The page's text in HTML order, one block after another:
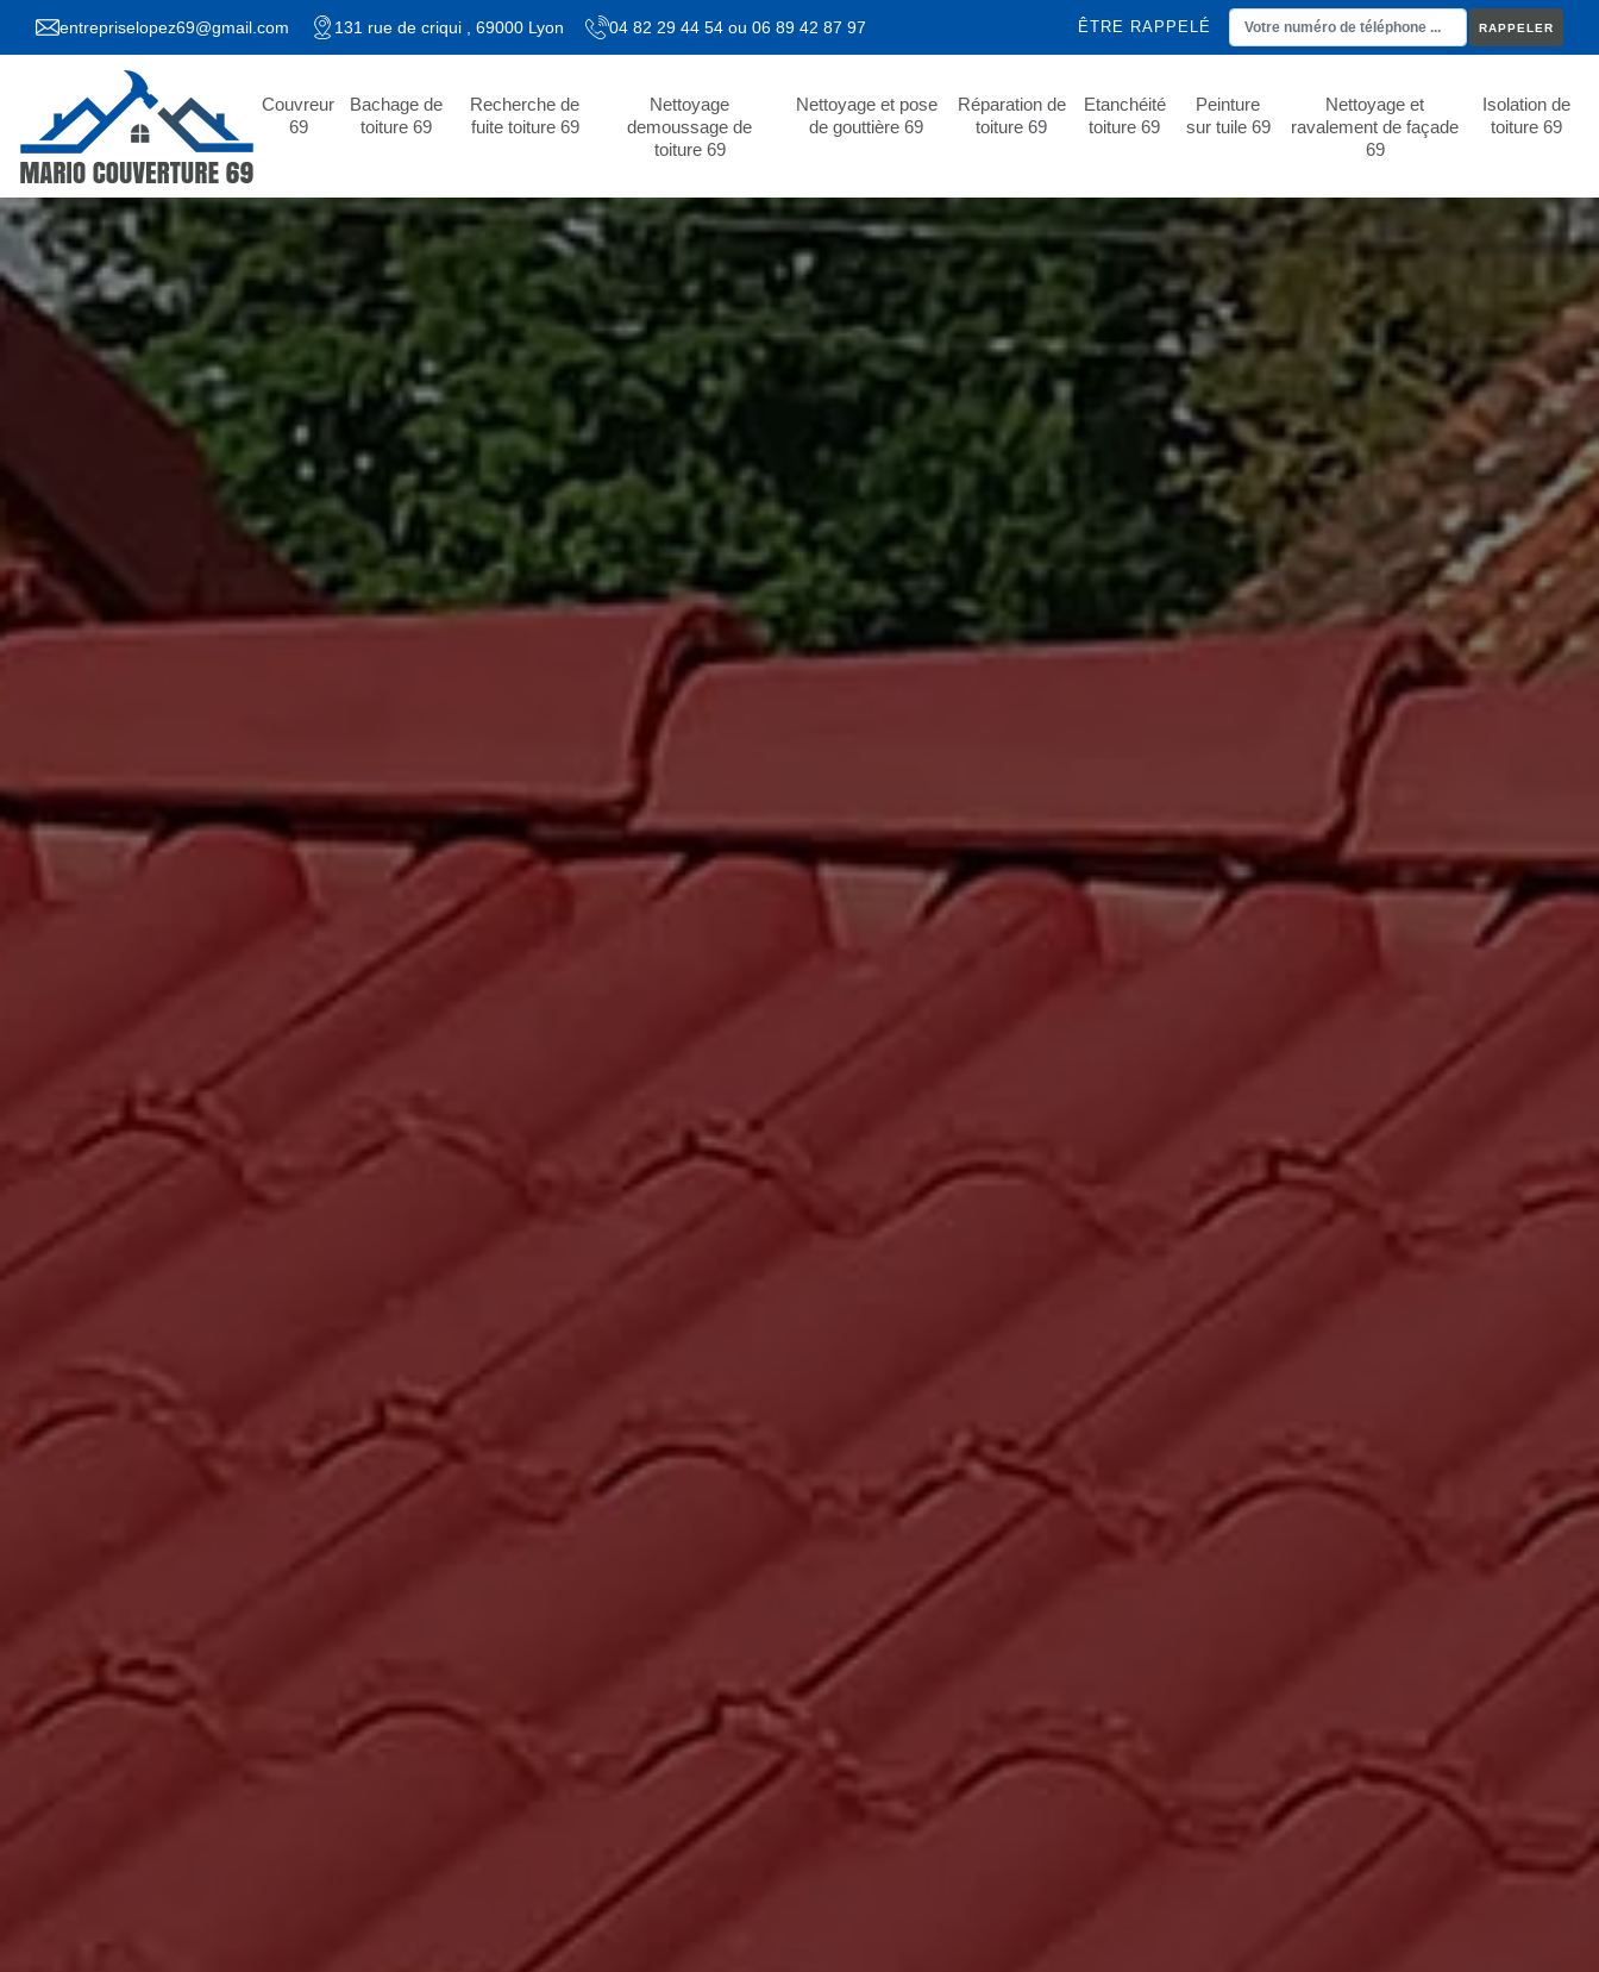
entrepriselopez69@gmail.com 131 rue de criqui , 69000 Lyon 04 82 29 44 54 ou 06 89 42 87 97 ÊTRE RAPPELÉ
Couvreur
69
Bachage de
toiture 69
Recherche de
fuite toiture 69
Nettoyage
demoussage de
toiture 69
Nettoyage et pose
de gouttière 69
Réparation de
toiture 69
Etanchéité
toiture 69
Peinture
sur tuile 69
Nettoyage et
ravalement de façade
69
Isolation de
toiture 69